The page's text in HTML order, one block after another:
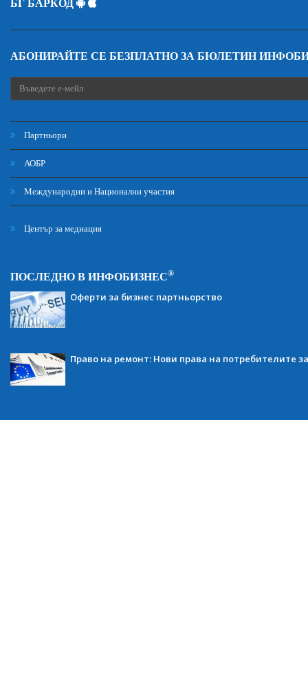
БГ БАРКОД
АБОНИРАЙТЕ СЕ БЕЗПЛАТНО ЗА БЮЛЕТИН
Партньори
АОБР
Международни и Национални участия
Център за медиация
ПОСЛЕДНО В ИНФОБИЗНЕС®
Оферти за бизнес партньорство
Право на ремонт: Нови права на потребителите